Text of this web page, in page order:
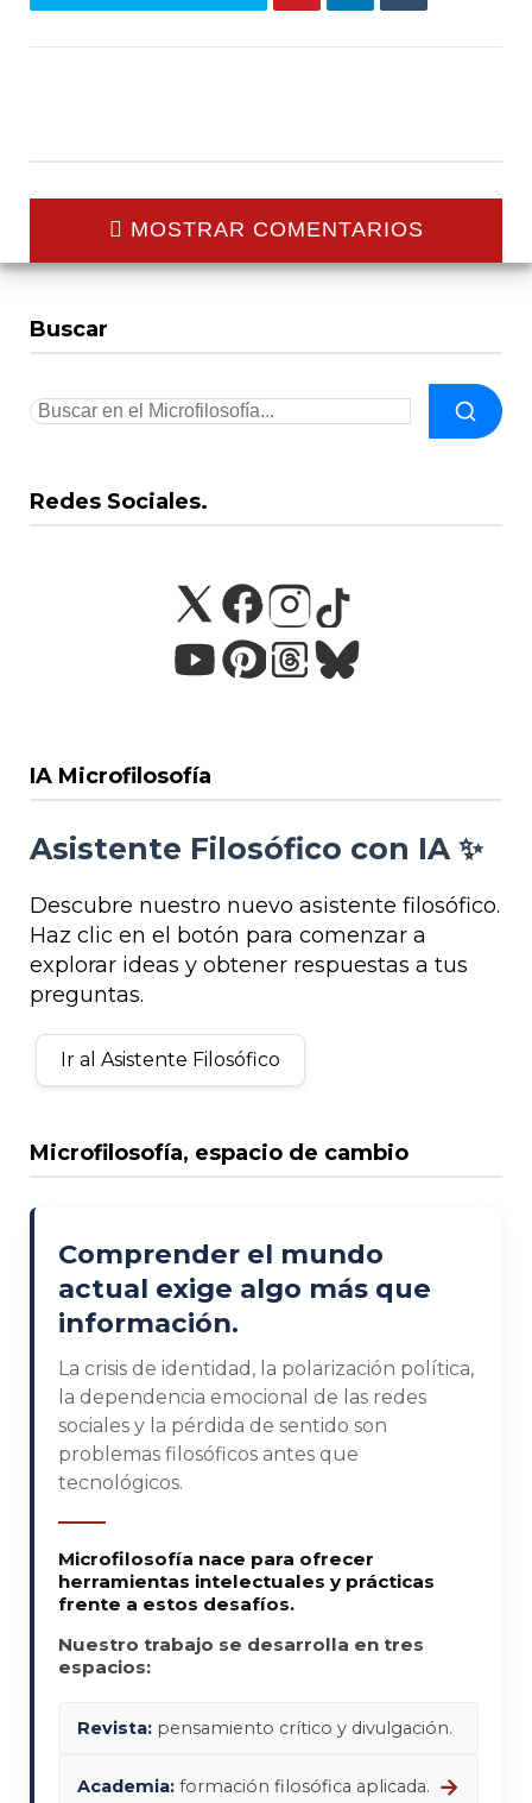
MOSTRAR COMENTARIOS
Buscar
Redes Sociales.
IA Microfilosofía
Asistente Filosófico con IA ✨
Descubre nuestro nuevo asistente filosófico.
Haz clic en el botón para comenzar a
explorar ideas y obtener respuestas a tus
preguntas.
Ir al Asistente Filosófico
Microfilosofía, espacio de cambio
Comprender el mundo
actual exige algo más que
información.
La crisis de identidad, la polarización política,
la dependencia emocional de las redes
sociales y la pérdida de sentido son
problemas filosóficos antes que
tecnológicos.
Microfilosofía nace para ofrecer
herramientas intelectuales y prácticas
frente a estos desafíos.
Nuestro trabajo se desarrolla en tres
espacios:
Revista: pensamiento crítico y divulgación.
Academia: formación filosófica aplicada. →